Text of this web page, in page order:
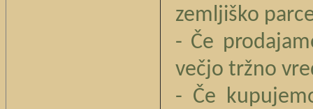
zemljiško
- Če
večjo tržno
- Če